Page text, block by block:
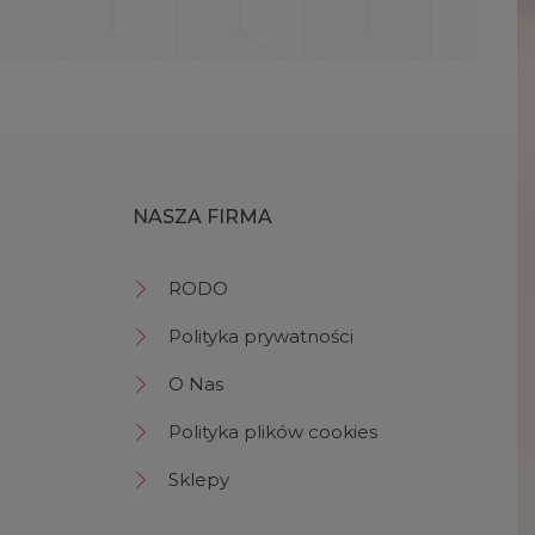
NASZA FIRMA
RODO
Polityka prywatności
O Nas
Polityka plików cookies
Sklepy